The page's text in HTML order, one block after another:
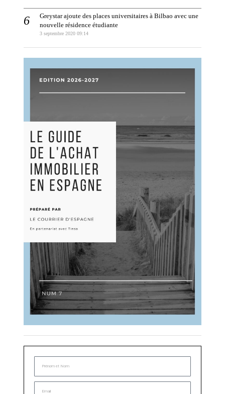
Greystar ajoute des places universitaires à Bilbao avec une
nouvelle résidence étudiante
3 septembre 2020 09:14